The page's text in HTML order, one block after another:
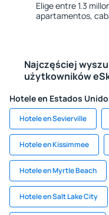
Elige entre 1.3
apartamentos,
Najczęściej
użytkowników
Hotele en Estados
Hotele en Sevierville
Hotele en Kissimmee
Hotele en Myrtle Beach
Hotele en Salt Lake City